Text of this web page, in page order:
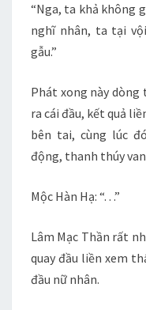
“Nga, ta khả không
nghĩ nhân, ta tại
gẫu.”
Phát xong này
ra cái đầu, kết quả
bên tai, cùng lúc
động, thanh thúy
Mộc Hàn Hạ: “. . .”
Lâm Mạc Thần rất
quay đầu liền xem
đầu nữ nhân.